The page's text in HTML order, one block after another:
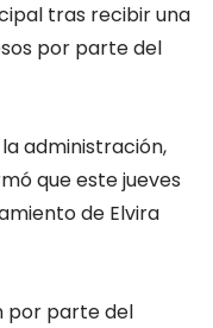
tras recibir una
por parte del
administración,
que este jueves
de Elvira
por parte del